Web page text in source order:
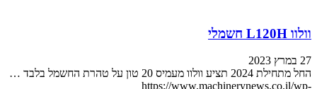
וולוו L120H חשמלי
27 במרץ 2023
החל מתחילת 2024 תציע וולוו מעמיס 20 טון על טהרת החשמל בלבד …
https://www.machinerynews.co.il/wp-